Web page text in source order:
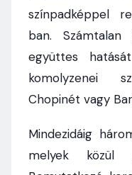
színpadképpel
ban.
együttes
komolyzenei
Chopinét vagy
Mindezidáig
melyek közül